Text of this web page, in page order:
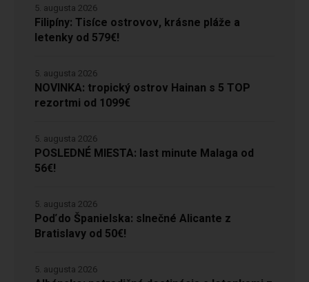
Filipíny: Tisíce ostrovov, krásne pláže a
letenky od 579€!
5. augusta 2026
NOVINKA: tropický ostrov Hainan s 5 TOP
rezortmi od 1099€
5. augusta 2026
POSLEDNÉ MIESTA: last minute Malaga od
56€!
5. augusta 2026
Poď do Španielska: slnečné Alicante z
Bratislavy od 50€!
5. augusta 2026
5. augusta 2026